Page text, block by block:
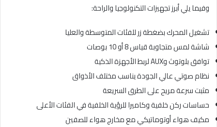
وفيما يلي أبرز تجهيزات التكنولوجيا والراحة:
تشغيل المحرك بضغطة زر للفئات المتوسطة والعليا
شاشة لمس متجاوبة قياس 8 أو 10 بوصات
توافق بلوتوث وAUX لربط الأجهزة الذكية
نظام صوتي عالي الجودة يناسب مختلف الأذواق
مثبت سرعة مريح على الطرق السريعة
حساسات ركن خلفية وكاميرا للرؤية الخلفية في الفئات الأعلى
مكيف هواء أوتوماتيكي مع مخارج هواء للصفين